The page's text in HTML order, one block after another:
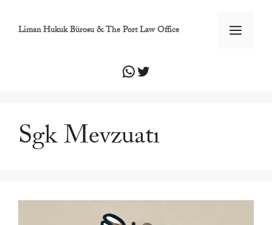
Liman Hukuk Bürosu & The Port Law Office
WhatsApp
Twitter
Sgk Mevzuatı